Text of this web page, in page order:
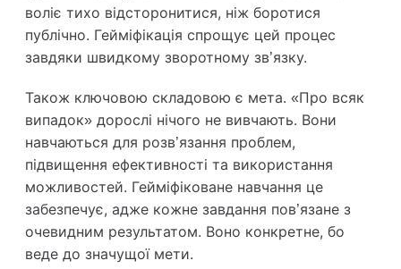
воліє тихо відсторонитися, ніж боротися
публічно. Гейміфікація спрощує цей процес
завдяки швидкому зворотному зв’язку.
Також ключовою складовою є мета. «Про всяк
випадок» дорослі нічого не вивчають. Вони
навчаються для розв’язання проблем,
підвищення ефективності та використання
можливостей. Гейміфіковане навчання це
забезпечує, адже кожне завдання пов’язане з
очевидним результатом. Воно конкретне, бо
веде до значущої мети.